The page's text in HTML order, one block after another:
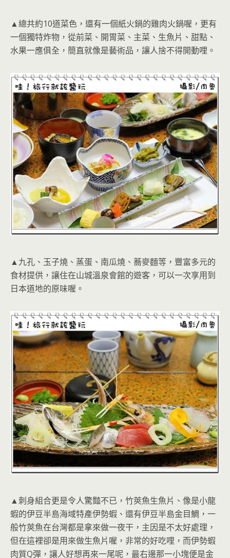
▲總共約10道菜色，還有一個紙火鍋的雞肉火鍋喔，更有
一個獨特炸物，從前菜、開胃菜、主菜、生魚片、甜點、
水果一應俱全，簡直就像是藝術品，讓人捨不得開動哩。
▲九孔、玉子燒、蒸蛋、南瓜燒、蕎麥麵等，豐富多元的
食材提供，讓住在山城溫泉會館的遊客，可以一次享用到
日本道地的原味喔。
▲刺身組合更是令人驚豔不已，竹莢魚生魚片、像是小龍
蝦的伊豆半島海域特產伊勢蝦、還有伊豆半島金目鯛，一
般竹莢魚在台灣都是拿來做一夜干，主因是不太好處理，
但在這裡卻是用來做生魚片喔，非常的好吃哩，而伊勢蝦
肉質Q彈，讓人好想再來一尾呢，最右邊那一小塊便是金